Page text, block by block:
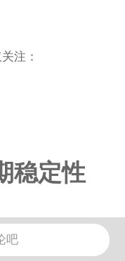
注：
稳定性
吧